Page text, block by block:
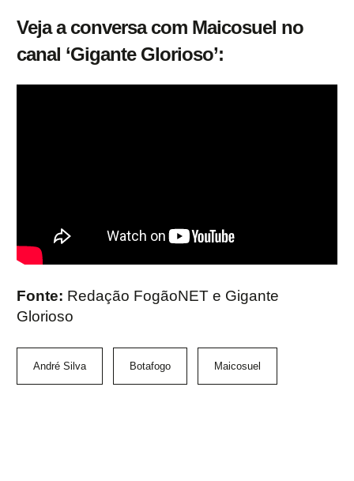
Veja a conversa com Maicosuel no
canal ‘Gigante Glorioso’:
Fonte: Redação FogãoNET e Gigante
Glorioso
André Silva Botafogo Maicosuel